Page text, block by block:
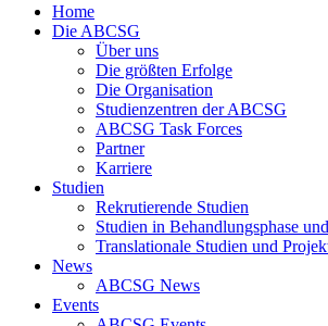
Home
Die ABCSG
Über uns
Die größten Erfolge
Die Organisation
Studienzentren der ABCSG
ABCSG Task Forces
Partner
Karriere
Studien
Rekrutierende Studien
Studien in Behandlungsphase
Translationale Studien und
News
ABCSG News
Events